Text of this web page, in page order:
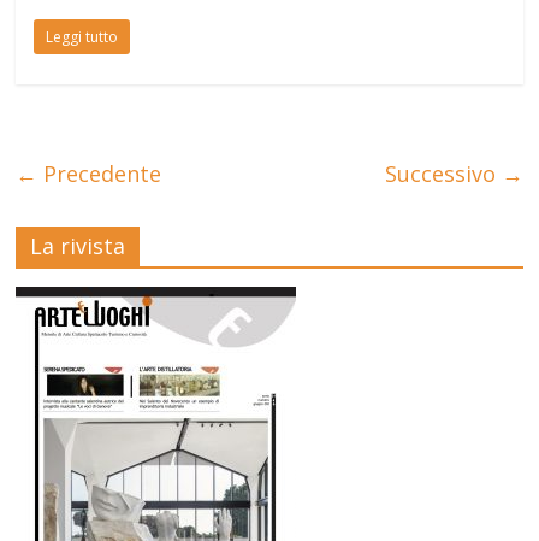
Leggi tutto
← Precedente Successivo →
La rivista